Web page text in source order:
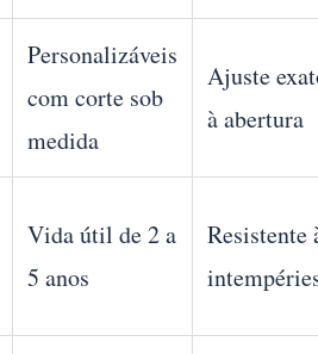
Personalizáveis
com corte sob
medida
Ajuste
à abertura
Vida útil de 2 a
5 anos
Resistente